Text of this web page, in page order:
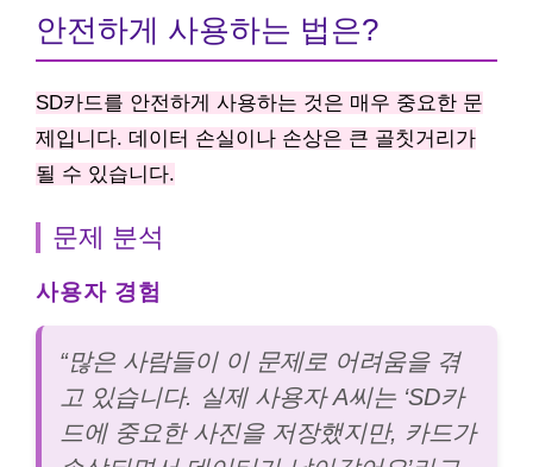
안전하게 사용하는 법은?
SD카드를 안전하게 사용하는 것은 매우 중요한 문
제입니다. 데이터 손실이나 손상은 큰 골칫거리가
될 수 있습니다.
문제 분석
사용자 경험
“많은 사람들이 이 문제로 어려움을 겪
고 있습니다. 실제 사용자 A씨는 ‘SD카
드에 중요한 사진을 저장했지만, 카드가